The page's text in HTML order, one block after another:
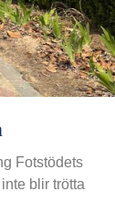
Fotstödets
blir trötta